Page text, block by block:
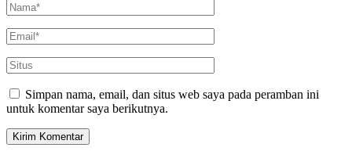
Simpan nama, email, dan situs web saya pada peramban ini
untuk komentar saya berikutnya.